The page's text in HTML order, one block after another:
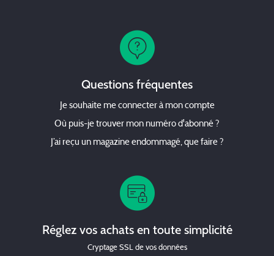
Questions fréquentes
Je souhaite me connecter à mon compte
Où puis-je trouver mon numéro d'abonné ?
J’ai reçu un magazine endommagé, que faire ?
Réglez vos achats en toute simplicité
Cryptage SSL de vos données